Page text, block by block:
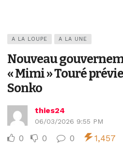
A LA LOUPE A LA UNE
Nouveau
« Mimi » Touré
Sonko
thies24
06/03/2026 9:55 PM
0 0 0 1,457